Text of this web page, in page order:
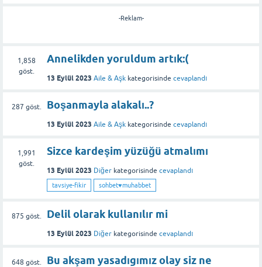
-Reklam-
1,858
göst.
Annelikden yoruldum artık:(
13 Eylül 2023 Aile & Aşk kategorisinde cevaplandı
287 göst. Boşanmayla alakalı..?
13 Eylül 2023 Aile & Aşk kategorisinde cevaplandı
1,991
göst.
Sizce kardeşim yüzüğü atmalımı
13 Eylül 2023 Diğer kategorisinde cevaplandı
tavsiye-fikir sohbet♥️muhabbet
875 göst. Delil olarak kullanılır mi
13 Eylül 2023 Diğer kategorisinde cevaplandı
648 göst.
Bu akşam yasadıgımız olay siz ne